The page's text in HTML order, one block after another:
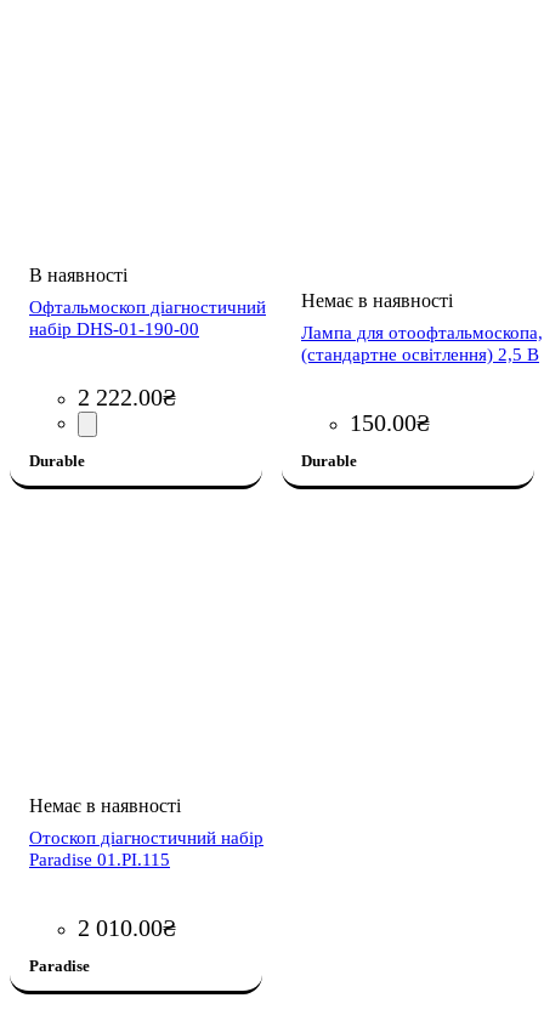
Офтальмоскоп діагностичний
набір DHS-01-190-00
2 222.00₴
Durable
Лампа для отоофтальмоскопа,
(стандартне освітлення) 2,5 В
150.00₴
Durable
Отоскоп діагностичний набір
Paradise 01.PI.115
2 010.00₴
Paradise